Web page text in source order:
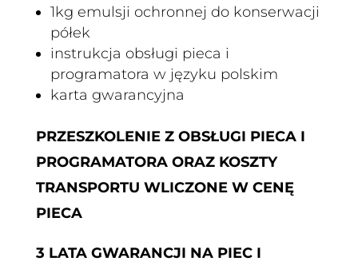
1kg emulsji ochronnej do konserwacji
półek
instrukcja obsługi pieca i
programatora w języku polskim
karta gwarancyjna
PRZESZKOLENIE Z OBSŁUGI PIECA I
PROGRAMATORA ORAZ KOSZTY
TRANSPORTU WLICZONE W CENĘ
PIECA
3 LATA GWARANCJI NA PIEC I